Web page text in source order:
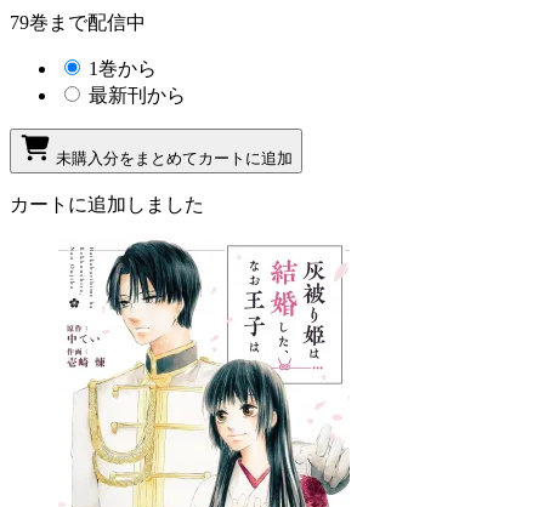
79巻まで配信中
1巻から
最新刊から
未購入分をまとめてカートに追加
カートに追加しました